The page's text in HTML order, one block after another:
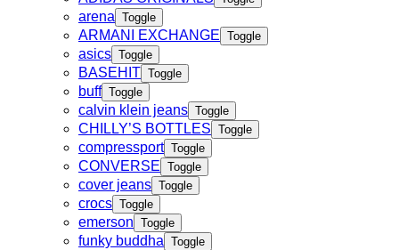
arena Toggle
ARMANI EXCHANGE Toggle
asics Toggle
BASEHIT Toggle
buff Toggle
calvin klein jeans Toggle
CHILLY’S BOTTLES Toggle
compressport Toggle
CONVERSE Toggle
cover jeans Toggle
crocs Toggle
emerson Toggle
funky buddha Toggle